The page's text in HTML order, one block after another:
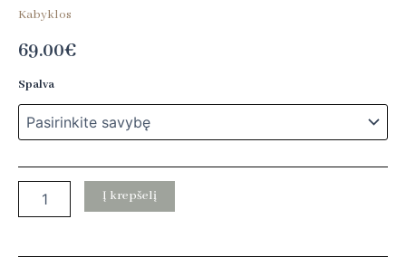
Kabyklos
69.00€
Spalva
Į krepšelį